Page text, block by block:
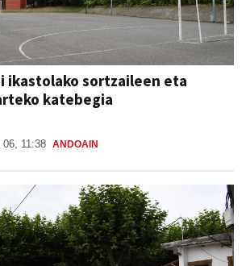
ikastolako sortzaileen eta
katebegia
06, 11:38 ANDOAIN